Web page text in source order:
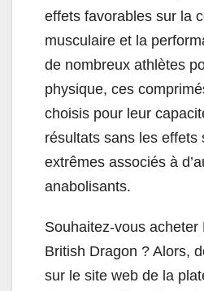
effets favorables sur la
musculaire et la
de nombreux athlètes
physique, ces
choisis pour leur
résultats sans les effets
extrêmes associés à
anabolisants.
Souhaitez-vous acheter
British Dragon ? Alors,
sur le site web de la